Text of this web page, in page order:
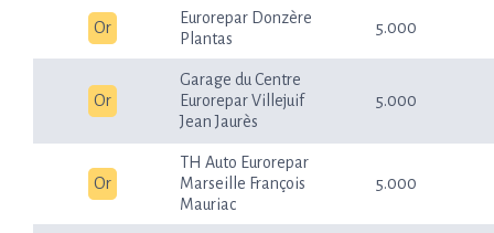
Or
Eurorepar Donzère
Plantas
5.000
Or
Garage du Centre
Eurorepar Villejuif
Jean Jaurès
5.000
Or
TH Auto Eurorepar
Marseille François
Mauriac
5.000